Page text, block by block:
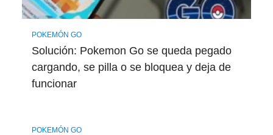
POKEMÓN GO
Solución: Pokemon Go se queda pegado
cargando, se pilla o se bloquea y deja de
funcionar
POKEMÓN GO